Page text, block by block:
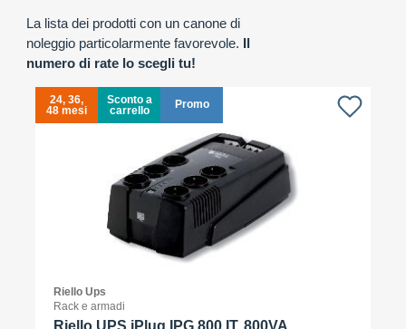
La lista dei prodotti con un canone di
noleggio particolarmente favorevole. Il
numero di rate lo scegli tu!
24, 36,
48 mesi
Sconto a
carrello
Promo
Riello Ups
Rack e armadi
Riello UPS iPlug,IPG 800 IT, 800VA